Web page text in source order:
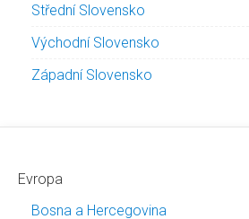
Střední Slovensko
Východní Slovensko
Západní Slovensko
Evropa
Bosna a Hercegovina